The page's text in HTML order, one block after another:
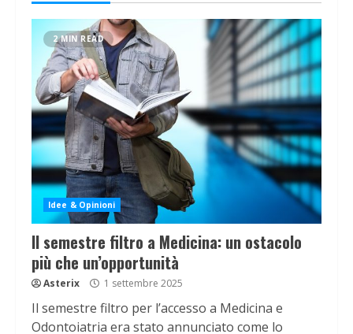
2 MIN READ
Idee & Opinioni
Il semestre filtro a Medicina: un ostacolo
più che un’opportunità
Asterix 1 settembre 2025
Il semestre filtro per l’accesso a Medicina e
Odontoiatria era stato annunciato come lo